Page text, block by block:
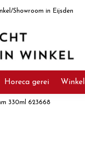
Showroom in Eijsden
Horeca gerei
330ml 623668